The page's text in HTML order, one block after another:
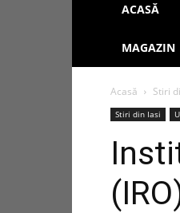
ACASĂ
MAGAZIN
Acasă Stiri
Stiri din Iasi